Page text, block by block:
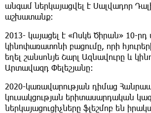
անգամ ներկայացվել է Սալվադոր
աշխատանք։
2013- կայացել է «Ոսկե Ծիրան» 10-րդ
կինոփառատոնի բացումը, որի
եղել շանսոնյե Շարլ Ազնավուրը և
Արտավազդ Փելեշյանը։
2020-կառավարության դիմաց
կուսակցության երիտասարդական
ներկայացուցիչները ֆլեշմոբ են